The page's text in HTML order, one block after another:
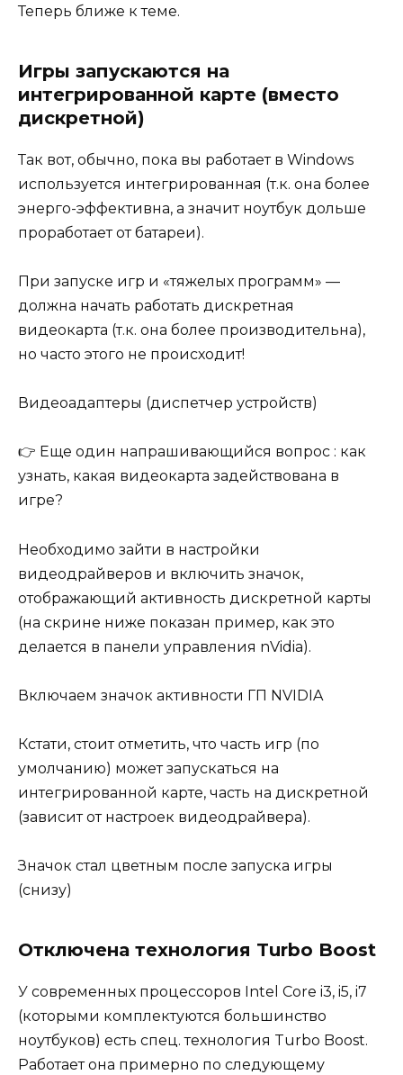
Теперь ближе к теме.
Игры запускаются на
интегрированной карте (вместо
дискретной)
Так вот, обычно, пока вы работает в Windows
используется интегрированная (т.к. она более
энерго-эффективна, а значит ноутбук дольше
проработает от батареи).
При запуске игр и «тяжелых программ» —
должна начать работать дискретная
видеокарта (т.к. она более производительна),
но часто этого не происходит!
Видеоадаптеры (диспетчер устройств)
👉 Еще один напрашивающийся вопрос : как
узнать, какая видеокарта задействована в
игре?
Необходимо зайти в настройки
видеодрайверов и включить значок,
отображающий активность дискретной карты
(на скрине ниже показан пример, как это
делается в панели управления nVidia).
Включаем значок активности ГП NVIDIA
Кстати, стоит отметить, что часть игр (по
умолчанию) может запускаться на
интегрированной карте, часть на дискретной
(зависит от настроек видеодрайвера).
Значок стал цветным после запуска игры
(снизу)
Отключена технология Turbo Boost
У современных процессоров Intel Core i3, i5, i7
(которыми комплектуются большинство
ноутбуков) есть спец. технология Turbo Boost.
Работает она примерно по следующему